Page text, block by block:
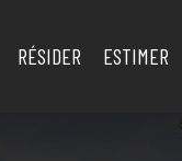
RÉSIDER ESTIMER